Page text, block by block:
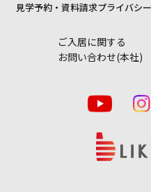
見学予約・資料請求プライバシ
ご入居に関する
お問い合わせ(本社)